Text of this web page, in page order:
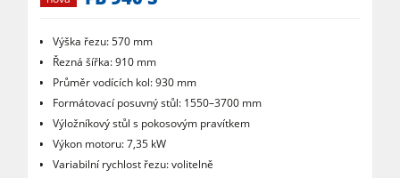
Výška řezu: 570 mm
Řezná šířka: 910 mm
Průměr vodících kol: 930 mm
Formátovací posuvný stůl: 1550–3700 mm
Výložníkový stůl s pokosovým pravítkem
Výkon motoru: 7,35 kW
Variabilní rychlost řezu: volitelně